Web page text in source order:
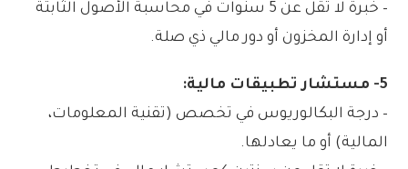
– خبرة لا تقل عن 5 سنوات في محاسبة الأصول الثابتة
أو إدارة المخزون أو دور مالي ذي صلة.
5- مستشار تطبيقات مالية:
– درجة البكالوريوس في تخصص (تقنية المعلومات،
المالية) أو ما يعادلها.